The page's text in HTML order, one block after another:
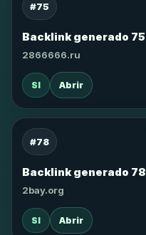
#75
Backlink generado 75
2866666.ru
SI Abrir
#78
Backlink generado 78
2bay.org
SI Abrir